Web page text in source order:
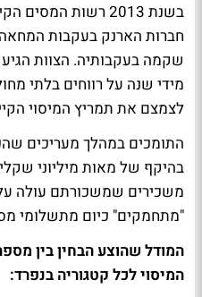
בשנת 2013 רשות
חברות הארנק בעקבות המחאה
שקמה בעקבותיה. הצוות
מידי שנה על רווחים בלתי
לצמצם את תמריץ המיסוי
התומכים במהלך מעריכים
בהיקף של מאות מיליוני
"מתחמקים" כיום מתשלומי
המודל שהוצע הבחין בין
המיסוי לכל קטגוריה בנפרד: